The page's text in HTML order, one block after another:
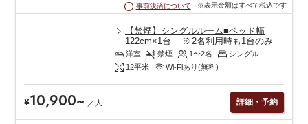
事前決済について ※表示金額はすべて税込です
【禁煙】シングルルーム■ベッド幅
122cm×1台 ※2名利用時も1台のみ
洋室 禁煙 1〜2名
シングル
12平米 Wi-Fiあり(無料)
¥10,900~ ／ 人 詳細・予約